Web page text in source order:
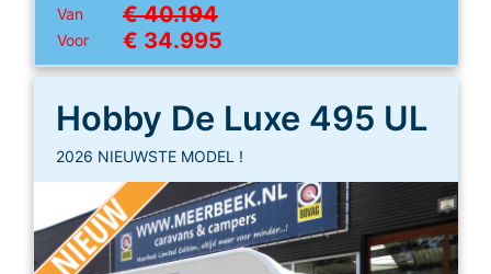
Van € 40.194
Voor € 34.995
Hobby De Luxe 495 UL
2026 NIEUWSTE MODEL !